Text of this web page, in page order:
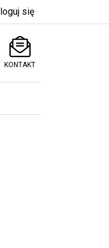
się
KONTAKT